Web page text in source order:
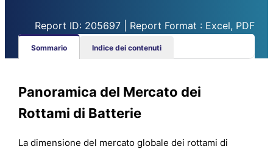
Report ID: 205697 | Report Format : Excel, PDF
Sommario Indice dei contenuti
Panoramica del Mercato dei
Rottami di Batterie
La dimensione del mercato globale dei rottami di